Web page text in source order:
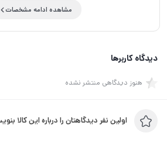
مشاهده ادامه مشخصات
دیدگاه کاربرها
هنوز دیدگاهی منتشر نشده
اولین نفر دیدگاهتان را درباره این کالا